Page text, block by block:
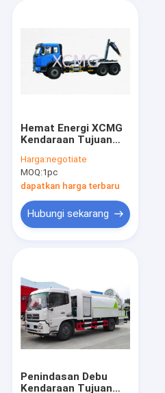
Hemat Energi XCMG
Kendaraan Tujuan
XZJ5311ZXX Untuk
Memuat Sampah
Harga:negotiate
MOQ:1pc
dapatkan harga terbaru
Hubungi sekarang
Penindasan Debu
Kendaraan Tujuan